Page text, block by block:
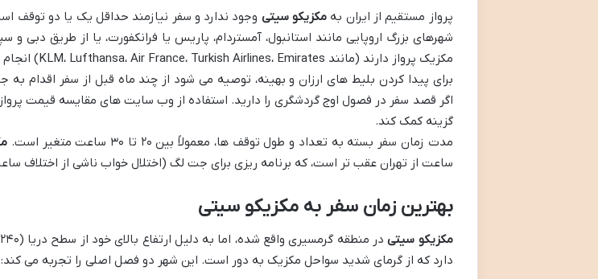
پرواز مستقیم از ایران به مکزیکو سیتی وجود ندارد و سفر نیازمند حداقل یک یا دو توقف
شهرهای بزرگ اروپایی مانند استانبول، آمستردام، پاریس یا فرانکفورت، یا از طریق
مکزیک پرواز دارند (مانند KLM، Lufthansa، Air France، Turkish Airlines، Emirates) انجام می شود.
برای پیدا کردن بلیط های ارزان و بهینه، توصیه می شود از چند ماه قبل از سفر اقدام به
اگر قصد سفر در فصول اوج گردشگری را دارید. استفاده از وب سایت های مقایسه قیمت
گزینه کمک کند.
مدت زمان سفر بسته به تعداد و طول توقف ها، معمولاً بین ۲۰ تا ۳۰ ساعت متغیر است.
ساعت از تهران عقب تر است، که برنامه ریزی برای جت لگ (اختلال خواب ناشی از اختلاف
بهترین زمان سفر به مکزیکو سیتی
مکزیکو سیتی
دارد که از گرمای شدید سواحل مکزیک به دور است. این شهر دو فصل اصلی را تجربه می کند: